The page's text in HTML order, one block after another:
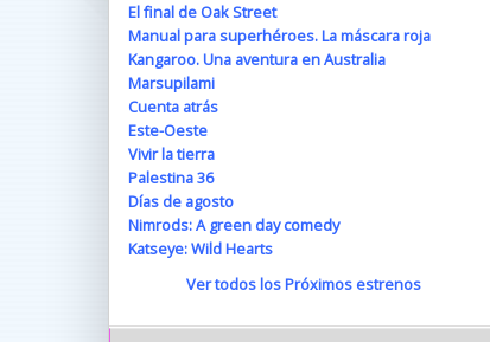
El final de Oak Street
Manual para superhéroes. La máscara roja
Kangaroo. Una aventura en Australia
Marsupilami
Cuenta atrás
Este-Oeste
Vivir la tierra
Palestina 36
Días de agosto
Nimrods: A green day comedy
Katseye: Wild Hearts
Ver todos los Próximos estrenos